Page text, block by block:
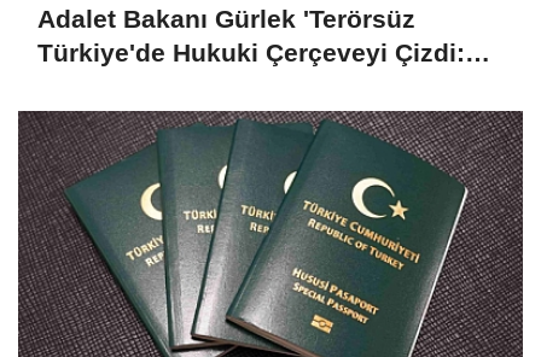
Adalet Bakanı Gürlek 'Terörsüz
Türkiye'de Hukuki Çerçeveyi Çizdi: